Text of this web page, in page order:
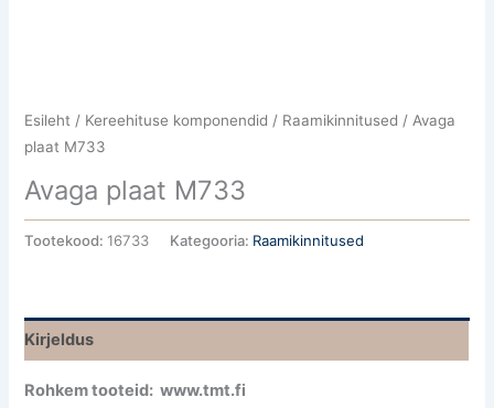
Esileht / Kereehituse komponendid / Raamikinnitused / Avaga
plaat M733
Avaga plaat M733
Tootekood:16733 Kategooria: Raamikinnitused
Kirjeldus
Rohkem tooteid: www.tmt.fi